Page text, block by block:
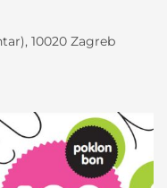
10020 Zagreb